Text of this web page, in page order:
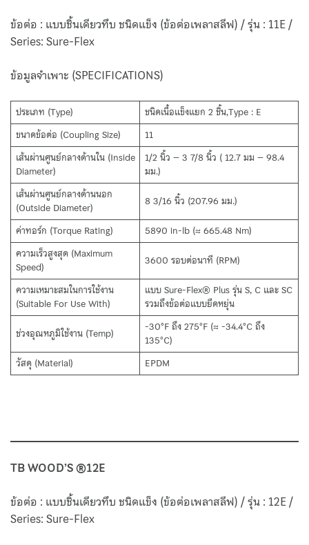
ข้อต่อ : แบบชิ้นเดียวทึบ ชนิดแข็ง (ข้อต่อเพลาสลีฟ) / รุ่น : 11E /
Series: Sure-Flex
ข้อมูลจำเพาะ (SPECIFICATIONS)
ประเภท (Type)
ชนิดเนื้อแข็งแยก 2 ชิ้น,Type : E
ขนาดข้อต่อ (Coupling Size)
11
เส้นผ่านศูนย์กลางด้านใน (Inside
Diameter)
1/2 นิ้ว – 3 7/8 นิ้ว ( 12.7 มม – 98.4
มม.)
เส้นผ่านศูนย์กลางด้านนอก
(Outside Diameter)
8 3/16 นิ้ว (207.96 มม.)
ค่าทอร์ก (Torque Rating)
5890 in-lb (≈ 665.48 Nm)
ความเร็วสูงสุด (Maximum
Speed)
3600 รอบต่อนาที (RPM)
ความเหมาะสมในการใช้งาน
(Suitable For Use With)
แบบ Sure-Flex® Plus รุ่น S, C และ SC
รวมถึงข้อต่อแบบยืดหยุ่น
ช่วงอุณหภูมิใช้งาน (Temp)
-30°F ถึง 275°F (≈ -34.4°C ถึง
135°C)
วัสดุ (Material)
EPDM
TB WOOD’S ®12E
ข้อต่อ : แบบชิ้นเดียวทึบ ชนิดแข็ง (ข้อต่อเพลาสลีฟ) / รุ่น : 12E /
Series: Sure-Flex